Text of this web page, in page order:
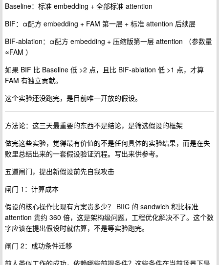
Baseline：标准 embedding + 全部标准 attention
BIF：α配方 embedding + FAM 第一层 + 标准 attention 后续层
BIF-ablation：α配方 embedding + 压缩版第一层 attention （参数量
≈FAM ）
如果 BIF 比 Baseline 低 >2 点，且比 BIF-ablation 低 >1 点，才算
FAM 有独立贡献。
这个实验还没跑完，是目前唯一开放的假设。
方法论：这三天最重要的东西不是结论，是筛选假设的框架
做完这些实验，觉得最有价值的不是任何具体的实验结果，而是在失
败里总结出来的一套假设验证流程。写出来供参考。
五道闸门，提出新假设前先自我攻击
闸门 1：计算成本
假设的核心操作比现有方案贵多少？ BIIC 的 sandwich 积比标准
attention 贵约 360 倍，这是架构级问题，工程优化解决不了。这个数
字应该在提出假设时就估算，不是等实验跑完。
闸门 2：成功条件迁移